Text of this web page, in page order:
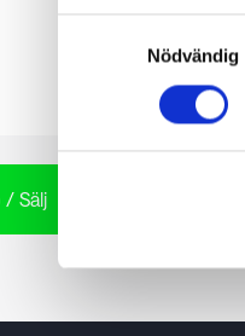
Nödvändig
/ Sälj